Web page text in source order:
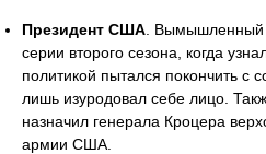
Президент США . Вымышленный
серии второго сезона, когда
политикой пытался покончить с
лишь изуродовал себе лицо.
назначил генерала Кроцера
армии США.